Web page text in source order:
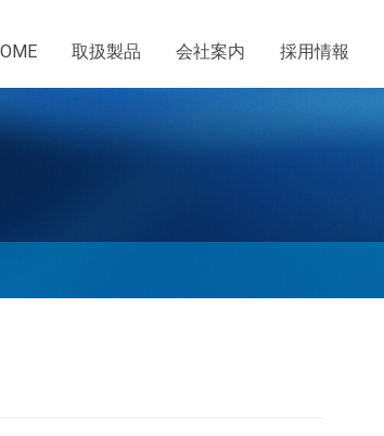
取扱製品 会社案内 採用情報